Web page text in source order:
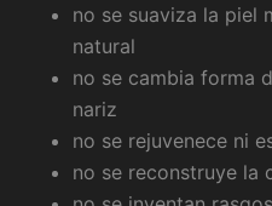
no se suaviza la piel
natural
no se cambia forma
nariz
no se rejuvenece ni
no se reconstruye la